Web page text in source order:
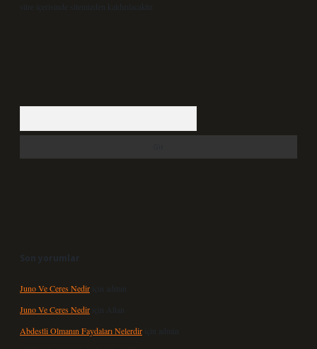
süre içerisinde sitemizden kaldırılacaktır.
Son yorumlar
Juno Ve Ceres Nedir için
admin
Juno Ve Ceres Nedir için Altan
Abdestli Olmanın Faydaları Nelerdir için
admin